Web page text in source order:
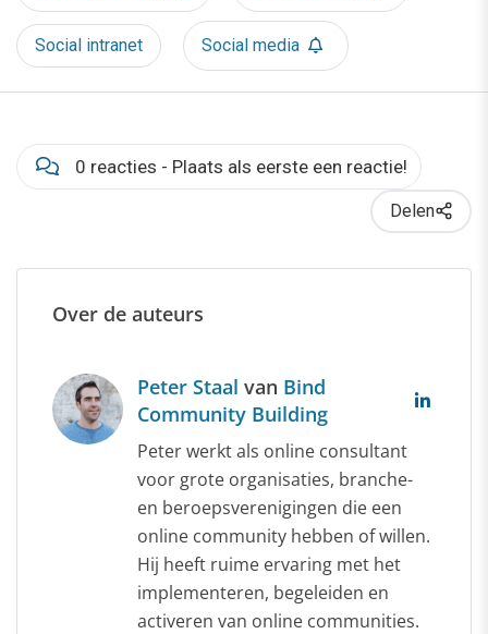
Social intranet Social media
0 reacties - Plaats als eerste een reactie!
Delen
Over de auteurs
Peter Staal van Bind
Community Building
Peter werkt als online consultant
voor grote organisaties, branche-
en beroepsverenigingen die een
online community hebben of willen.
Hij heeft ruime ervaring met het
implementeren, begeleiden en
activeren van online communities.